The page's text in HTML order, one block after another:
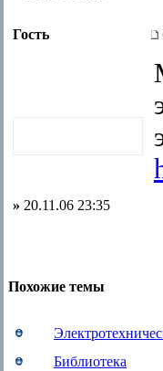
Гость
» 20.11.06 23:35
Похожие темы
Библиотека